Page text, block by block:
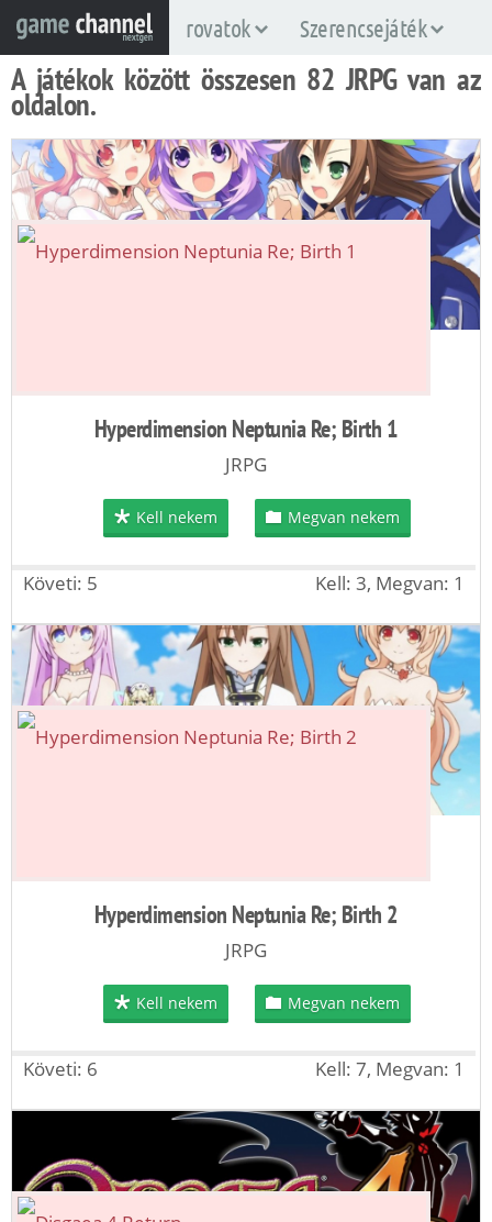
rovatok Szerencsejáték
A játékok között összesen 82 JRPG van az
oldalon.
Hyperdimension Neptunia Re; Birth 1
JRPG
Kell nekem Megvan nekem
Követi: 5 Kell: 3, Megvan: 1
Hyperdimension Neptunia Re; Birth 2
JRPG
Kell nekem Megvan nekem
Követi: 6 Kell: 7, Megvan: 1